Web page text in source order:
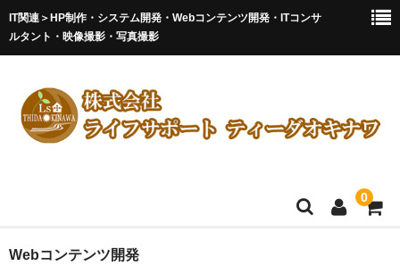
IT関連＞HP制作・システム開発・Webコンテンツ開発・ITコンサ
ルタント・映像撮影・写真撮影
0
ホームページ制作/管理
Webコンテンツ開発